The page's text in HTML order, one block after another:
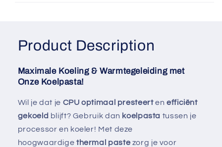
Product Description
Maximale Koeling & Warmtegeleiding met
Onze Koelpasta!
Wil je dat je CPU optimaal presteerten efficiënt
gekoeld blijft? Gebruik dan koelpasta tussen je
processor en koeler! Met deze
hoogwaardige thermal paste zorg je voor